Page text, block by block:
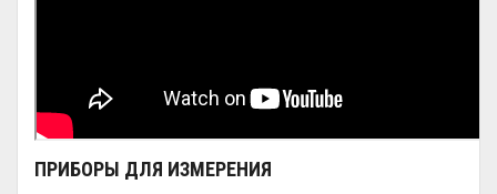
ПРИБОРЫ ДЛЯ ИЗМЕРЕНИЯ